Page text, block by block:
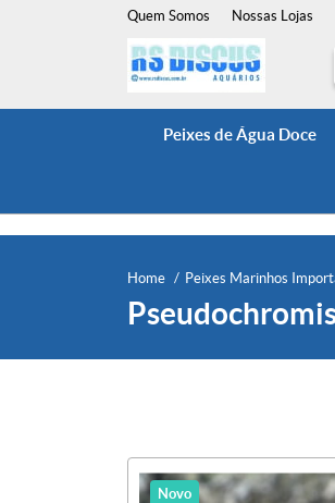
Quem Somos Nossas Lojas
Peixes de Água Doce
Home Peixes Marinhos
Novo